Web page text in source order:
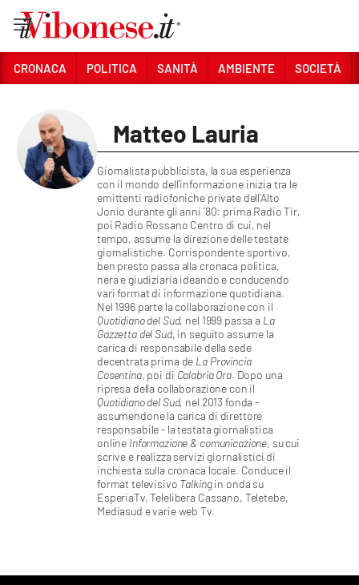
CRONACA
POLITICA
ECONOMIA E LAVORO
LAC NETWORK
CRONACA POLITICA SANITÀ AMBIENTE SOCIETÀ
Matteo Lauria
Giornalista pubblicista, la sua esperienza
con il mondo dell’informazione inizia tra le
emittenti radiofoniche private dell’Alto
Jonio durante gli anni ’80: prima Radio Tir,
poi Radio Rossano Centro di cui, nel
tempo, assume la direzione delle testate
giornalistiche. Corrispondente sportivo,
ben presto passa alla cronaca politica,
nera e giudiziaria ideando e conducendo
vari format di informazione quotidiana.
Nel 1996 parte la collaborazione con il
Quotidiano del Sud, nel 1999 passa a La
Gazzetta del Sud, in seguito assume la
carica di responsabile della sede
decentrata prima de La Provincia
Cosentina, poi di Calabria Ora. Dopo una
ripresa della collaborazione con il
Quotidiano del Sud, nel 2013 fonda -
assumendone la carica di direttore
responsabile - la testata giornalistica
online Informazione & comunicazione, su cui
scrive e realizza servizi giornalistici di
inchiesta sulla cronaca locale. Conduce il
format televisivo Talkingin onda su
EsperiaTv, Telelibera Cassano, Teletebe,
Mediasud e varie web Tv.